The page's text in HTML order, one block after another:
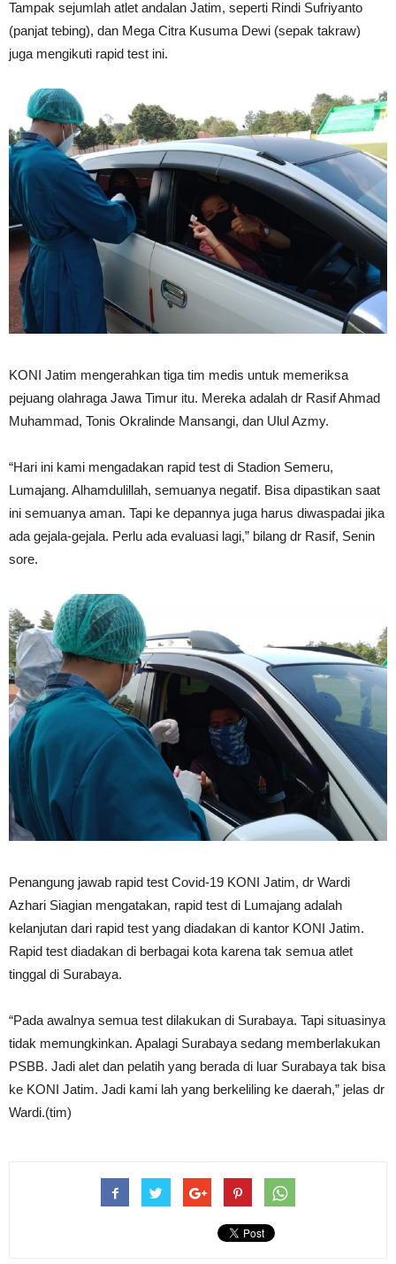
Tampak sejumlah atlet andalan Jatim, seperti Rindi Sufriyanto
(panjat tebing), dan Mega Citra Kusuma Dewi (sepak takraw)
juga mengikuti rapid test ini.
KONI Jatim mengerahkan tiga tim medis untuk memeriksa
pejuang olahraga Jawa Timur itu. Mereka adalah dr Rasif Ahmad
Muhammad, Tonis Okralinde Mansangi, dan Ulul Azmy.
“Hari ini kami mengadakan rapid test di Stadion Semeru,
Lumajang. Alhamdulillah, semuanya negatif. Bisa dipastikan saat
ini semuanya aman. Tapi ke depannya juga harus diwaspadai jika
ada gejala-gejala. Perlu ada evaluasi lagi,” bilang dr Rasif, Senin
sore.
Penangung jawab rapid test Covid-19 KONI Jatim, dr Wardi
Azhari Siagian mengatakan, rapid test di Lumajang adalah
kelanjutan dari rapid test yang diadakan di kantor KONI Jatim.
Rapid test diadakan di berbagai kota karena tak semua atlet
tinggal di Surabaya.
“Pada awalnya semua test dilakukan di Surabaya. Tapi situasinya
tidak memungkinkan. Apalagi Surabaya sedang memberlakukan
PSBB. Jadi alet dan pelatih yang berada di luar Surabaya tak bisa
ke KONI Jatim. Jadi kami lah yang berkeliling ke daerah,” jelas dr
Wardi.(tim)